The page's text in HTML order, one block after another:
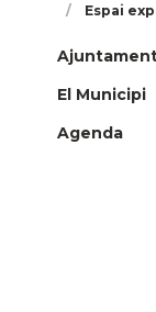
Espai
El Municipi
Agenda